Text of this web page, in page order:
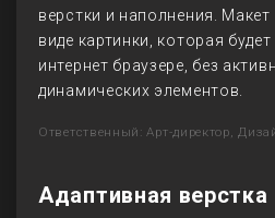
верстки и наполнения. Макет
виде картинки, которая
интернет браузере, без
динамических элементов.
Ответственный: Арт-директор,
Адаптивная верстка